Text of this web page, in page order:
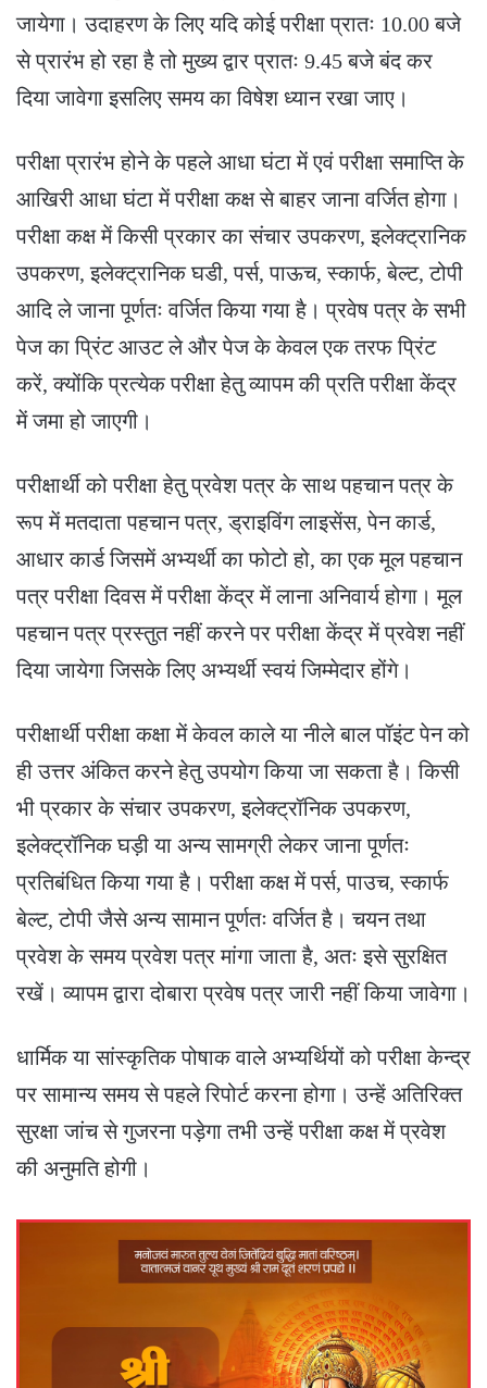
जायेगा। उदाहरण के लिए यदि कोई परीक्षा प्रातः 10.00 बजे
से प्रारंभ हो रहा है तो मुख्य द्वार प्रातः 9.45 बजे बंद कर
दिया जावेगा इसलिए समय का विषेश ध्यान रखा जाए।
परीक्षा प्रारंभ होने के पहले आधा घंटा में एवं परीक्षा समाप्ति के
आखिरी आधा घंटा में परीक्षा कक्ष से बाहर जाना वर्जित होगा।
परीक्षा कक्ष में किसी प्रकार का संचार उपकरण, इलेक्ट्रानिक
उपकरण, इलेक्ट्रानिक घडी, पर्स, पाऊच, स्कार्फ, बेल्ट, टोपी
आदि ले जाना पूर्णतः वर्जित किया गया है। प्रवेष पत्र के सभी
पेज का प्रिंट आउट ले और पेज के केवल एक तरफ प्रिंट
करें, क्योंकि प्रत्येक परीक्षा हेतु व्यापम की प्रति परीक्षा केंद्र
में जमा हो जाएगी।
परीक्षार्थी को परीक्षा हेतु प्रवेश पत्र के साथ पहचान पत्र के
रूप में मतदाता पहचान पत्र, ड्राइविंग लाइसेंस, पेन कार्ड,
आधार कार्ड जिसमें अभ्यर्थी का फोटो हो, का एक मूल पहचान
पत्र परीक्षा दिवस में परीक्षा केंद्र में लाना अनिवार्य होगा। मूल
पहचान पत्र प्रस्तुत नहीं करने पर परीक्षा केंद्र में प्रवेश नहीं
दिया जायेगा जिसके लिए अभ्यर्थी स्वयं जिम्मेदार होंगे।
परीक्षार्थी परीक्षा कक्षा में केवल काले या नीले बाल पॉइंट पेन को
ही उत्तर अंकित करने हेतु उपयोग किया जा सकता है। किसी
भी प्रकार के संचार उपकरण, इलेक्ट्रॉनिक उपकरण,
इलेक्ट्रॉनिक घड़ी या अन्य सामग्री लेकर जाना पूर्णतः
प्रतिबंधित किया गया है। परीक्षा कक्ष में पर्स, पाउच, स्कार्फ
बेल्ट, टोपी जैसे अन्य सामान पूर्णतः वर्जित है। चयन तथा
प्रवेश के समय प्रवेश पत्र मांगा जाता है, अतः इसे सुरक्षित
रखें। व्यापम द्वारा दोबारा प्रवेष पत्र जारी नहीं किया जावेगा।
धार्मिक या सांस्कृतिक पोषाक वाले अभ्यर्थियों को परीक्षा केन्द्र
पर सामान्य समय से पहले रिपोर्ट करना होगा। उन्हें अतिरिक्त
सुरक्षा जांच से गुजरना पड़ेगा तभी उन्हें परीक्षा कक्ष में प्रवेश
की अनुमति होगी।